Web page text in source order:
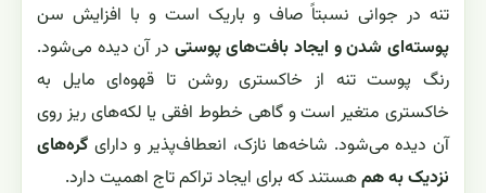
تنه در جوانی نسبتاً صاف و باریک است و با افزایش سن
پوسته‌ای شدن و ایجاد بافت‌های پوستی در آن دیده می‌شود.
رنگ پوست تنه از خاکستری روشن تا قهوه‌ای مایل به
خاکستری متغیر است و گاهی خطوط افقی یا لکه‌های ریز روی
آن دیده می‌شود. شاخه‌ها نازک، انعطاف‌پذیر و دارایگره‌های
نزدیک به همهستند که برای ایجاد تراکم تاج اهمیت دارد.